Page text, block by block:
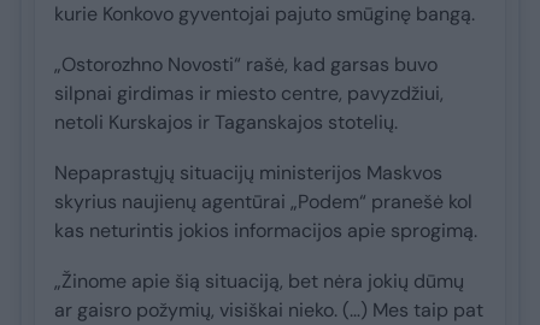
kurie Konkovo gyventojai pajuto smūginę bangą.
„Ostorozhno Novosti“ rašė, kad garsas buvo
silpnai girdimas ir miesto centre, pavyzdžiui,
netoli Kurskajos ir Taganskajos stotelių.
Nepaprastųjų situacijų ministerijos Maskvos
skyrius naujienų agentūrai „Podem“ pranešė kol
kas neturintis jokios informacijos apie sprogimą.
„Žinome apie šią situaciją, bet nėra jokių dūmų
ar gaisro požymių, visiškai nieko. (…) Mes taip pat